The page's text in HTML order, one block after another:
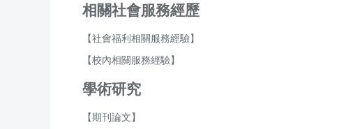
相關社會服務經歷
【社會福利相關服務經驗】
【校內相關服務經驗】
學術研究
【期刊論文】